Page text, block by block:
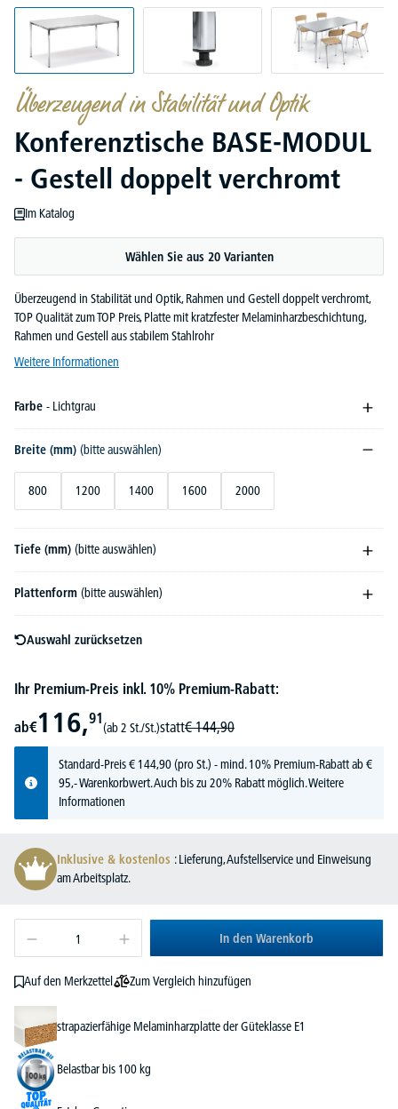
Überzeugend in Stabilität und Optik
Konferenztische BASE-MODUL
- Gestell doppelt verchromt
Im Katalog
Wählen Sie aus 20 Varianten
Überzeugend in Stabilität und Optik, Rahmen und Gestell doppelt verchromt,
TOP Qualität zum TOP Preis, Platte mit kratzfester Melaminharzbeschichtung,
Rahmen und Gestell aus stabilem Stahlrohr
Weitere Informationen
Farbe - Lichtgrau
Breite (mm) (bitte auswählen)
800 1200 1400 1600 2000
Tiefe (mm) (bitte auswählen)
Plattenform (bitte auswählen)
Auswahl zurücksetzen
Ihr Premium-Preis inkl. 10% Premium-Rabatt:
ab€116,91
(ab 2 St./St.)statt€ 144,90
Standard-Preis€ 144,90(pro St.) - mind. 10% Premium-Rabatt ab €
95,- Warenkorbwert. Auch bis zu 20% Rabatt möglich.Weitere
Informationen
Inklusive & kostenlos : Lieferung, Aufstellservice und Einweisung
am Arbeitsplatz.
In den Warenkorb
Auf den Merkzettel Zum Vergleich hinzufügen
strapazierfähige Melaminharzplatte der Güteklasse E1
Belastbar bis 100 kg